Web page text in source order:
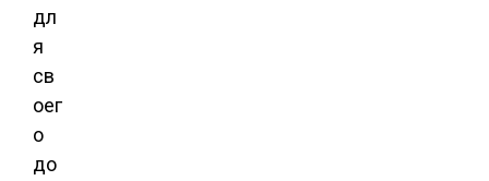
дл
я
св
оег
о
до